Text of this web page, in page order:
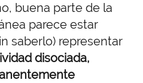
buena parte de la
parece estar
saberlo) representar
disociada,